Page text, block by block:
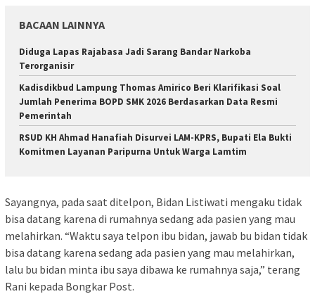
BACAAN LAINNYA
Diduga Lapas Rajabasa Jadi Sarang Bandar Narkoba
Terorganisir
Kadisdikbud Lampung Thomas Amirico Beri Klarifikasi Soal
Jumlah Penerima BOPD SMK 2026 Berdasarkan Data Resmi
Pemerintah
RSUD KH Ahmad Hanafiah Disurvei LAM-KPRS, Bupati Ela Bukti
Komitmen Layanan Paripurna Untuk Warga Lamtim
Sayangnya, pada saat ditelpon, Bidan Listiwati mengaku tidak
bisa datang karena di rumahnya sedang ada pasien yang mau
melahirkan. “Waktu saya telpon ibu bidan, jawab bu bidan tidak
bisa datang karena sedang ada pasien yang mau melahirkan,
lalu bu bidan minta ibu saya dibawa ke rumahnya saja,” terang
Rani kepada Bongkar Post.